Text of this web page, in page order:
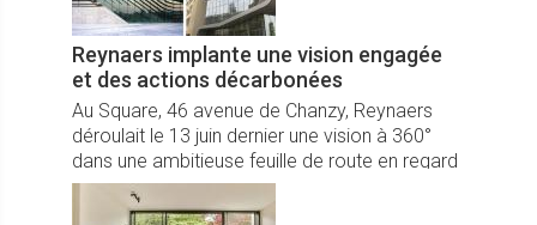
Reynaers implante une vision engagée
et des actions décarbonées
Au Square, 46 avenue de Chanzy, Reynaers
déroulait le 13 juin dernier une vision à 360°
dans une ambitieuse feuille de route en regard
anniversaire des 60 ans du Groupe et 40 ans
de l’entité française.